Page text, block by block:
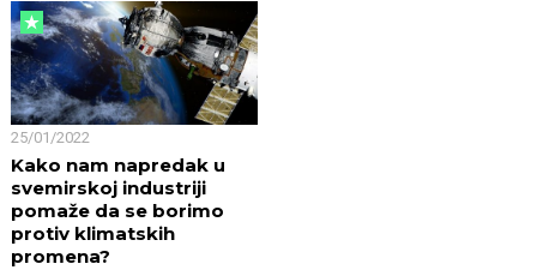
25/01/2022
Kako nam napredak u
svemirskoj industriji
pomaže da se borimo
protiv klimatskih
promena?